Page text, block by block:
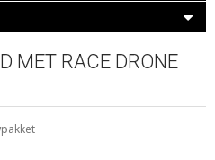
MET RACE DRONE